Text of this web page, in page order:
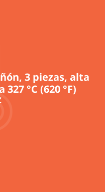
3 piezas, alta
°C (620 °F)